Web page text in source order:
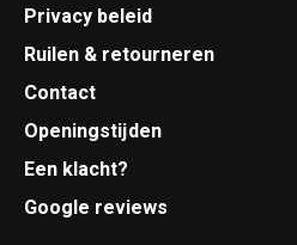
Privacy beleid
Ruilen & retourneren
Contact
Openingstijden
Een klacht?
Google reviews